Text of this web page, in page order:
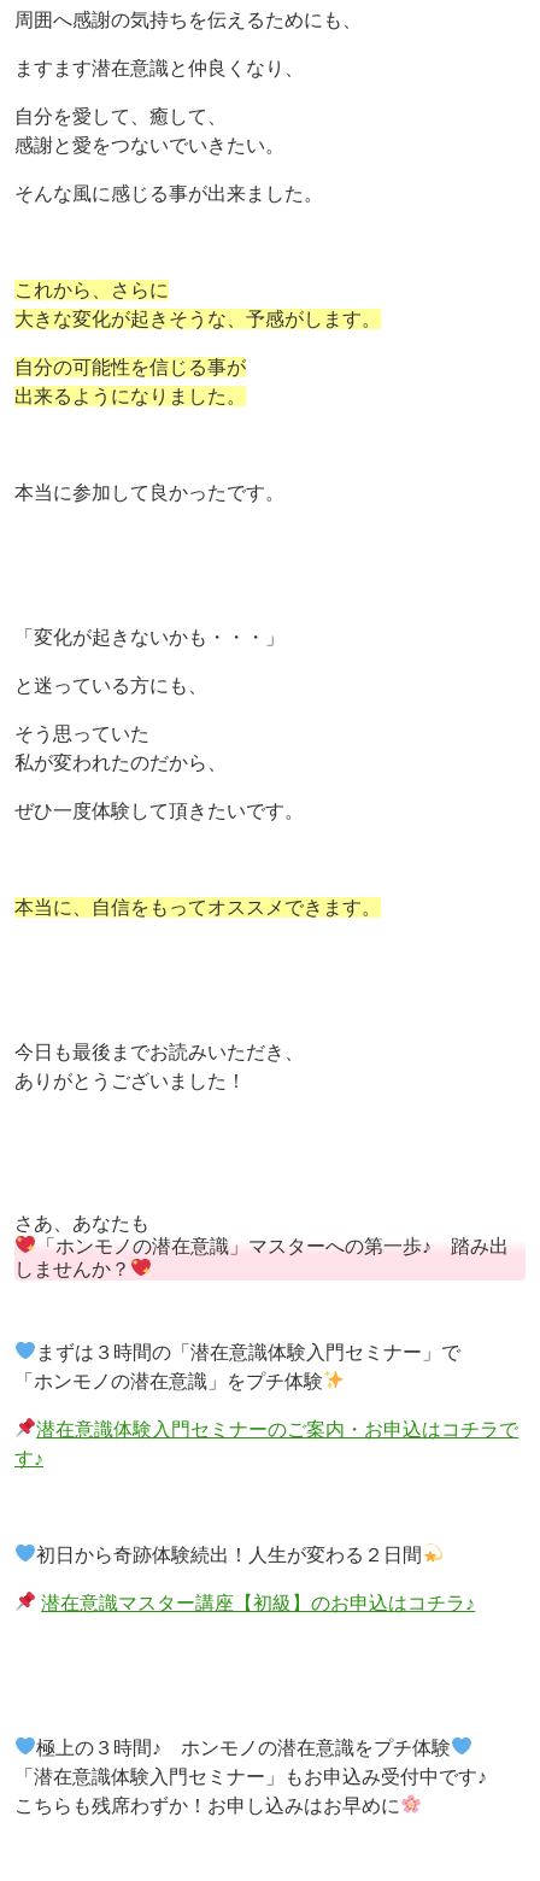
周囲へ感謝の気持ちを伝えるためにも、
ますます潜在意識と仲良くなり、
自分を愛して、癒して、
感謝と愛をつないでいきたい。
そんな風に感じる事が出来ました。
これから、さらに
大きな変化が起きそうな、予感がします。
自分の可能性を信じる事が
出来るようになりました。
本当に参加して良かったです。
「変化が起きないかも・・・」
と迷っている方にも、
そう思っていた
私が変われたのだから、
ぜひ一度体験して頂きたいです。
本当に、自信をもってオススメできます。
今日も最後までお読みいただき、
ありがとうございました！
さあ、あなたも
「ホンモノの潜在意識」マスターへの第一歩♪ 踏み出
しませんか？
まずは３時間の「潜在意識体験入門セミナー」で
「ホンモノの潜在意識」をプチ体験
潜在意識体験入門セミナーのご案内・お申込はコチラで
す♪
初日から奇跡体験続出！人生が変わる２日間
潜在意識マスター講座【初級】のお申込はコチラ♪
極上の３時間♪ ホンモノの潜在意識をプチ体験
「潜在意識体験入門セミナー」もお申込み受付中です♪
こちらも残席わずか！お申し込みはお早めに